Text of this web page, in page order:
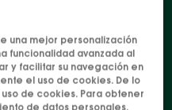
a la galanga
una mejor personalización
funcionalidad avanzada al
y facilitar su navegación en
el uso de cookies. De lo
de cookies. Para obtener
de datos personales,